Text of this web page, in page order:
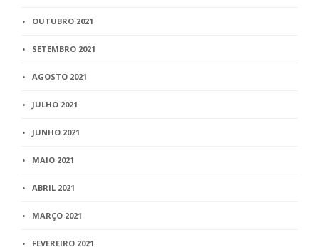
OUTUBRO 2021
SETEMBRO 2021
AGOSTO 2021
JULHO 2021
JUNHO 2021
MAIO 2021
ABRIL 2021
MARÇO 2021
FEVEREIRO 2021